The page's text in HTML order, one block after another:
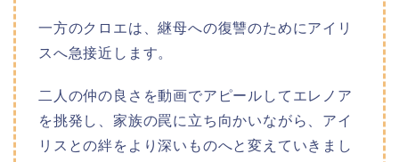
一方のクロエは、継母への復讐のためにアイリ
スへ急接近します。
二人の仲の良さを動画でアピールしてエレノア
を挑発し、家族の罠に立ち向かいながら、アイ
リスとの絆をより深いものへと変えていきまし